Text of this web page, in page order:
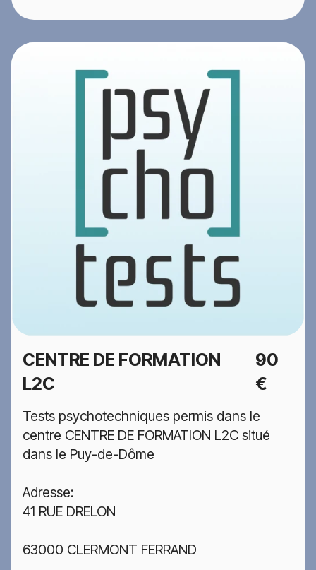
CENTRE DE FORMATION
L2C
90
€
Tests psychotechniques permis dans le
centre CENTRE DE FORMATION L2C situé
dans le Puy-de-Dôme
Adresse:
41 RUE DRELON
63000 CLERMONT FERRAND